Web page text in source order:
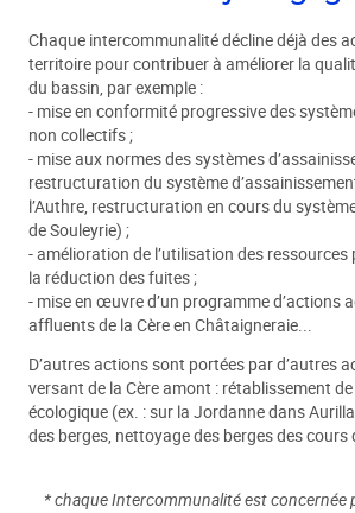
Chaque intercommunalité décline déjà des
territoire pour contribuer à améliorer la
du bassin, par exemple :
- mise en conformité progressive des
non collectifs ;
- mise aux normes des systèmes
restructuration du système
l’Authre, restructuration en cours du
de Souleyrie) ;
- amélioration de l’utilisation des ressources
la réduction des fuites ;
- mise en œuvre d’un programme d’actions
affluents de la Cère en Châtaigneraie...
D’autres actions sont portées par d’autres
versant de la Cère amont : rétablissement
écologique (ex. : sur la Jordanne dans
des berges, nettoyage des berges des cours
* chaque Intercommunalité est concernée